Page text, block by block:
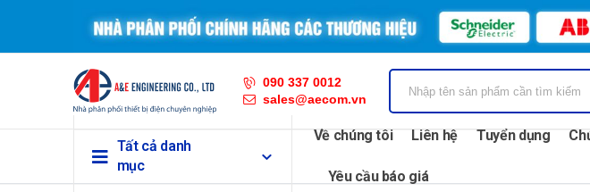
090 337 0012
sales@aecom.vn
Tất cả danh
mục
Về chúng tôi Liên hệ Tuyển dụng
Yêu cầu báo giá